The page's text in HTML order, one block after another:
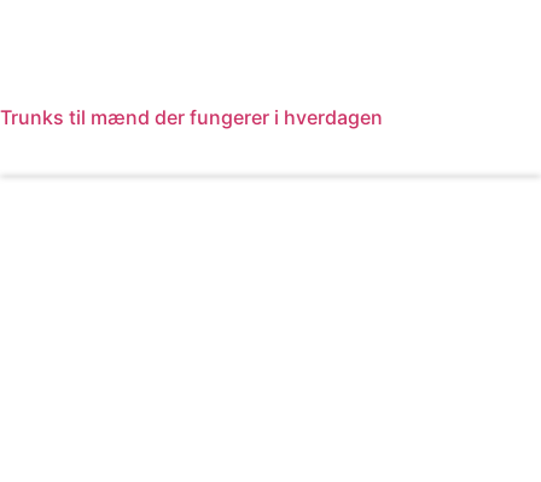
Trunks til mænd der fungerer i hverdagen